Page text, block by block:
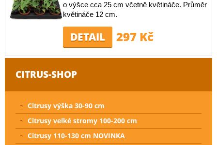
o výšce cca 25 cm včetně květináče. Průměr
květináče 12 cm.
DETAIL 297 Kč
CITRUS-SHOP
Citrusy výška 30-90 cm
Citrusy velké stromy 100-200 cm
Citrusy 110-130 cm NOVINKA